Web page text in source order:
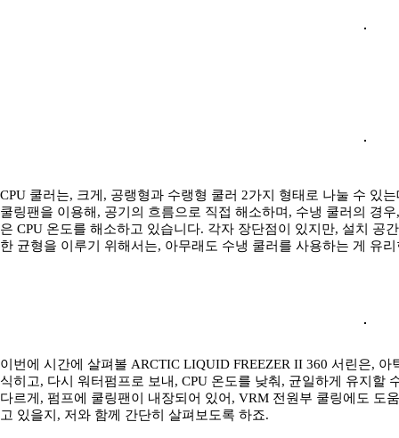
CPU 쿨러는, 크게, 공랭형과 수랭형 쿨러 2가지 형태로 나눌 수 있
쿨링팬을 이용해, 공기의 흐름으로 직접 해소하며, 수냉 쿨러의 경
은 CPU 온도를 해소하고 있습니다. 각자 장단점이 있지만, 설치 공
한 균형을 이루기 위해서는, 아무래도 수냉 쿨러를 사용하는 게 유
이번에 시간에 살펴볼 ARCTIC LIQUID FREEZER II 360 서린은,
식히고, 다시 워터펌프로 보내, CPU 온도를 낮춰, 균일하게 유지할
다르게, 펌프에 쿨링팬이 내장되어 있어, VRM 전원부 쿨링에도 도
고 있을지, 저와 함께 간단히 살펴보도록 하죠.